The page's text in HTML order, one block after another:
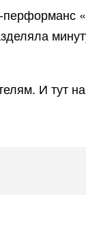
И тут